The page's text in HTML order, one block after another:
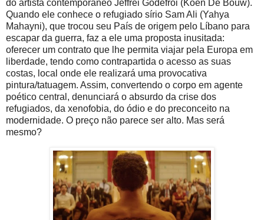
do artista contemporâneo Jeffrei Godefroi (Koen De Bouw).
Quando ele conhece o refugiado sírio Sam Ali (Yahya
Mahayni), que trocou seu País de origem pelo Líbano para
escapar da guerra, faz a ele uma proposta inusitada:
oferecer um contrato que lhe permita viajar pela Europa em
liberdade, tendo como contrapartida o acesso as suas
costas, local onde ele realizará uma provocativa
pintura/tatuagem. Assim, convertendo o corpo em agente
poético central, denunciará o absurdo da crise dos
refugiados, da xenofobia, do ódio e do preconceito na
modernidade. O preço não parece ser alto. Mas será
mesmo?